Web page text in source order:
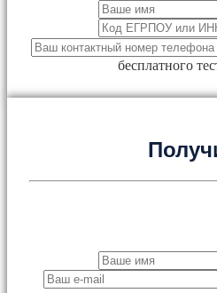
бесплатного